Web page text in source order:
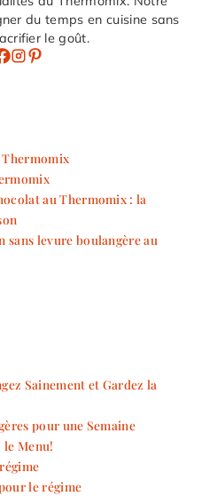
du temps en cuisine sans
le goût.
Thermomix
au Thermomix : la
sans levure boulangère au
Sainement et Gardez la
pour une Semaine
Menu!
le régime